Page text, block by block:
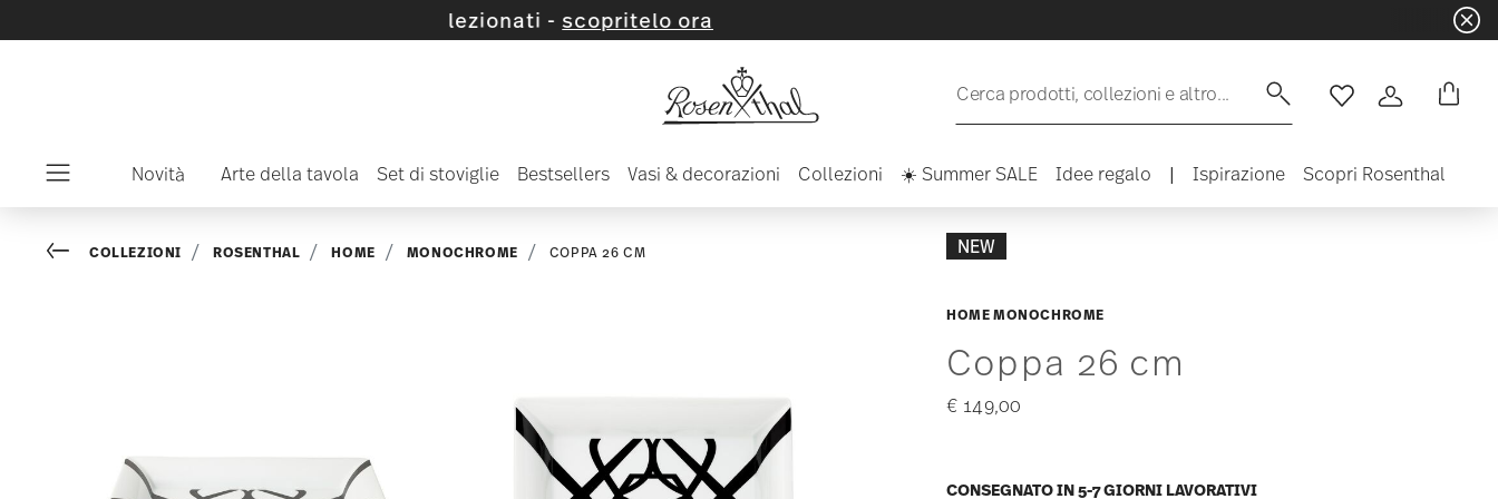
scopritelo ora
Cerca prodotti, collezioni e altro... Lista desideri
Accedi
Novità Arte della tavola Set di stoviglie Bestsellers Vasi & decorazioni Collezioni ☀️ Summer SALE Idee regalo | Ispirazione Scopri Rosenthal
NEW
HOME MONOCHROME
Coppa 26 cm
€ 149,00
CONSEGNATO IN 5-7 GIORNI LAVORATIVI
Go backCOLLEZIONI ROSENTHAL HOME MONOCHROME COPPA 26 CM